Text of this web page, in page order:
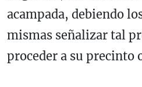
acampada, debiendo
mismas señalizar tal
proceder a su precinto